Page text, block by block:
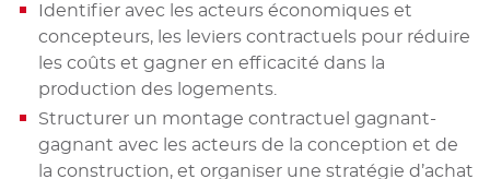
Identifier avec les acteurs économiques et
concepteurs, les leviers contractuels pour réduire
les coûts et gagner en efficacité dans la
production des logements.
Structurer un montage contractuel gagnant-
gagnant avec les acteurs de la conception et de
la construction, et organiser une stratégie d’achat